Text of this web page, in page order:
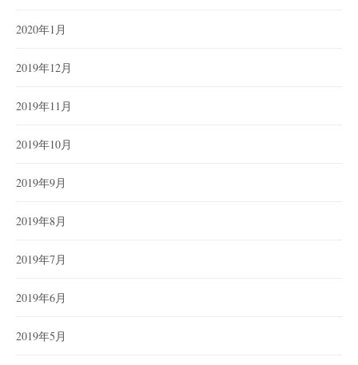
2020年1月
2019年12月
2019年11月
2019年10月
2019年9月
2019年8月
2019年7月
2019年6月
2019年5月